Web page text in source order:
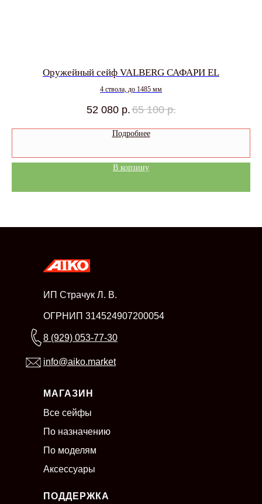
Оружейный сейф VALBERG САФАРИ EL
4 ствола, до 1485 мм
52 080 р.65 100 р.
Подробнее
В корзину
МАГАЗИН
Все сейфы
По назначению
По моделям
Аксессуары
ПОДДЕРЖКА
ИП Страчук Л. В.
ОГРНИП 314524907200054
8 (929) 053-77-30
info@aiko.market